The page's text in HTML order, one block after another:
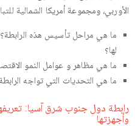
الأوربي، ومجموعة أمريكا الشمالية
ما ھي مراحل تأسيس ھذه
لھا؟
ما ھي مظاھر و عوامل النمو
ما ھي التحديات التي تواجه
رابطة دول جنوب شرق آسيا:
وأجھزتھا